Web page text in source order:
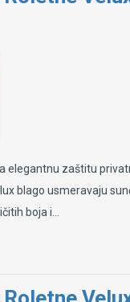
elegantnu zaštitu
blago usmeravaju
boja i...